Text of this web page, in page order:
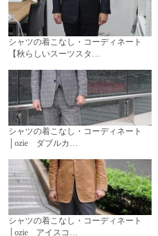
シャツの着こなし・コーディネート
【秋らしいスーツスタ…
シャツの着こなし・コーディネート
│ozie ダブルカ…
シャツの着こなし・コーディネート
│ozie アイスコ…